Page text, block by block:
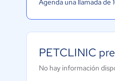
Agenda una llamada de
PETCLINIC
No hay información